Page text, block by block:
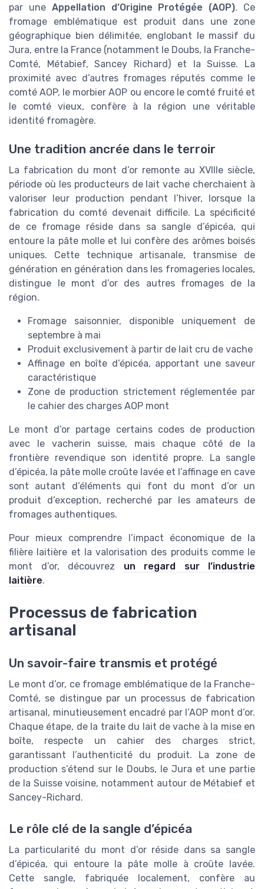
par une Appellation d’Origine Protégée (AOP). Ce
fromage emblématique est produit dans une zone
géographique bien délimitée, englobant le massif du
Jura, entre la France (notamment le Doubs, la Franche-
Comté, Métabief, Sancey Richard) et la Suisse. La
proximité avec d’autres fromages réputés comme le
comté AOP, le morbier AOP ou encore le comté fruité et
le comté vieux, confère à la région une véritable
identité fromagère.
Une tradition ancrée dans le terroir
La fabrication du mont d’or remonte au XVIIIe siècle,
période où les producteurs de lait vache cherchaient à
valoriser leur production pendant l’hiver, lorsque la
fabrication du comté devenait difficile. La spécificité
de ce fromage réside dans sa sangle d’épicéa, qui
entoure la pâte molle et lui confère des arômes boisés
uniques. Cette technique artisanale, transmise de
génération en génération dans les fromageries locales,
distingue le mont d’or des autres fromages de la
région.
Fromage saisonnier, disponible uniquement de
septembre à mai
Produit exclusivement à partir de lait cru de vache
Affinage en boîte d’épicéa, apportant une saveur
caractéristique
Zone de production strictement réglementée par
le cahier des charges AOP mont
Le mont d’or partage certains codes de production
avec le vacherin suisse, mais chaque côté de la
frontière revendique son identité propre. La sangle
d’épicéa, la pâte molle croûte lavée et l’affinage en cave
sont autant d’éléments qui font du mont d’or un
produit d’exception, recherché par les amateurs de
fromages authentiques.
Pour mieux comprendre l’impact économique de la
filière laitière et la valorisation des produits comme le
mont d’or, découvrez un regard sur l’industrie
laitière.
Processus de fabrication
artisanal
Un savoir-faire transmis et protégé
Le mont d’or, ce fromage emblématique de la Franche-
Comté, se distingue par un processus de fabrication
artisanal, minutieusement encadré par l’AOP mont d’or.
Chaque étape, de la traite du lait de vache à la mise en
boîte, respecte un cahier des charges strict,
garantissant l’authenticité du produit. La zone de
production s’étend sur le Doubs, le Jura et une partie
de la Suisse voisine, notamment autour de Métabief et
Sancey-Richard.
Le rôle clé de la sangle d’épicéa
La particularité du mont d’or réside dans sa sangle
d’épicéa, qui entoure la pâte molle à croûte lavée.
Cette sangle, fabriquée localement, confère au